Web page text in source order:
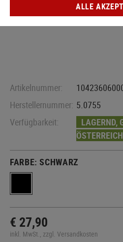
Artikelnummer:
Herstellernummer: 5.0755
Verfügbarkeit:
LAGERND,
FARBE:SCHWARZ
€ 27,90
inkl. MwSt., zzgl. Versandkosten
ALLE